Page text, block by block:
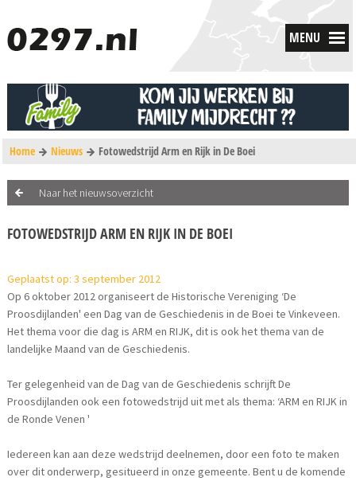
MENU
Home Nieuws Fotowedstrijd Arm en Rijk in De Boei
Naar het nieuwsoverzicht
FOTOWEDSTRIJD ARM EN RIJK IN DE BOEI
Geplaatst op: 3 september 2012
Op 6 oktober 2012 organiseert de Historische Vereniging ‘De
Proosdijlanden' een Dag van de Geschiedenis in de Boei te Vinkeveen.
Het thema voor die dag is ARM en RIJK, dit is ook het thema van de
landelijke Maand van de Geschiedenis.
Ter gelegenheid van de Dag van de Geschiedenis schrijft De
Proosdijlanden ook een fotowedstrijd uit met als thema: ‘ARM en RIJK in
de Ronde Venen '
Iedereen kan aan deze wedstrijd deelnemen, door een foto te maken
over dit onderwerp, gesitueerd in onze gemeente. Bent u de komende